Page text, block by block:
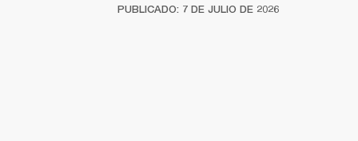
PUBLICADO: 7 DE JULIO DE 2026